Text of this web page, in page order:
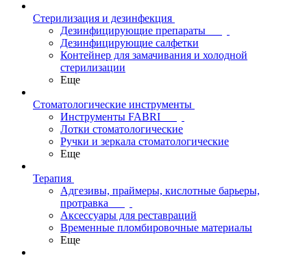
Стерилизация и дезинфекция
Дезинфицирующие препараты
Дезинфицирующие салфетки
Контейнер для замачивания и холодной
стерилизации
Еще
Стоматологические инструменты
Инструменты FABRI
Лотки стоматологические
Ручки и зеркала стоматологические
Еще
Терапия
Адгезивы, праймеры, кислотные барьеры,
протравка
Аксессуары для реставраций
Временные пломбировочные материалы
Еще